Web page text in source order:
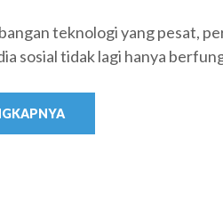
teknologi yang pesat,
sosial tidak lagi hanya